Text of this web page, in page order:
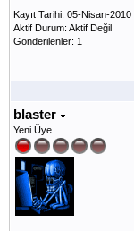
Kayıt Tarihi: 05-Nisan-2010
Aktif Durum: Aktif Değil
Gönderilenler: 1
blaster
Yeni Üye